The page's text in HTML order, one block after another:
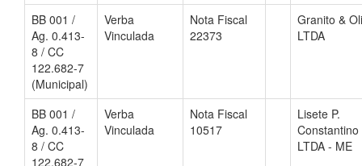
BB 001 /
Ag. 0.413-
8 / CC
122.682-7
(Municipal)
Verba
Vinculada
Nota Fiscal
22373
Granito &
LTDA
BB 001 /
Ag. 0.413-
8 / CC
122.682-7
Verba
Vinculada
Nota Fiscal
10517
Lisete P.
Constantino
LTDA - ME